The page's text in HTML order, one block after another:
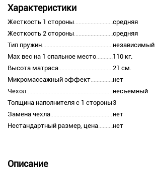
Характеристики
Жесткость 1 стороны
средняя
Жесткость 2 стороны
средняя
Тип пружин
независимый
Max вес на 1 спальное место
110 кг.
Высота матраса
21 см.
Микромассажный эффект
нет
Чехол
несъемный
Толщина наполнителя с 1 стороны3
Замена чехла
нет
Нестандартный размер, цена
нет
Описание